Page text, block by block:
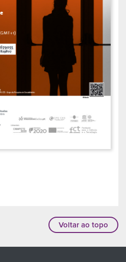
Voltar ao topo